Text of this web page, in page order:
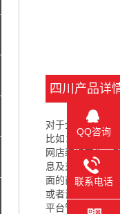
四川产品详
对于企业主来说
比如：企业营业
网店装修工作，
息及对平台规则
面的商铺一样，
或者说就像大润
平台管理。
QQ咨询
联系电话